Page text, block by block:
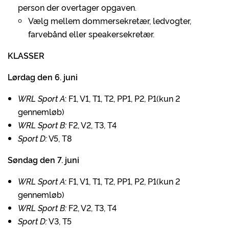
person der overtager opgaven.
Vælg mellem dommersekretær, ledvogter,
farvebånd eller speakersekretær.
KLASSER
Lørdag den 6. juni
WRL Sport A: F1, V1, T1, T2, PP1, P2, P1(kun 2
gennemløb)
WRL Sport B: F2, V2, T3, T4
Sport D:V5, T8
Søndag den 7. juni
WRL Sport A: F1, V1, T1, T2, PP1, P2, P1(kun 2
gennemløb)
WRL Sport B: F2, V2, T3, T4
Sport D:V3, T5